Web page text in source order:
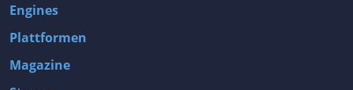
Engines
Plattformen
Magazine